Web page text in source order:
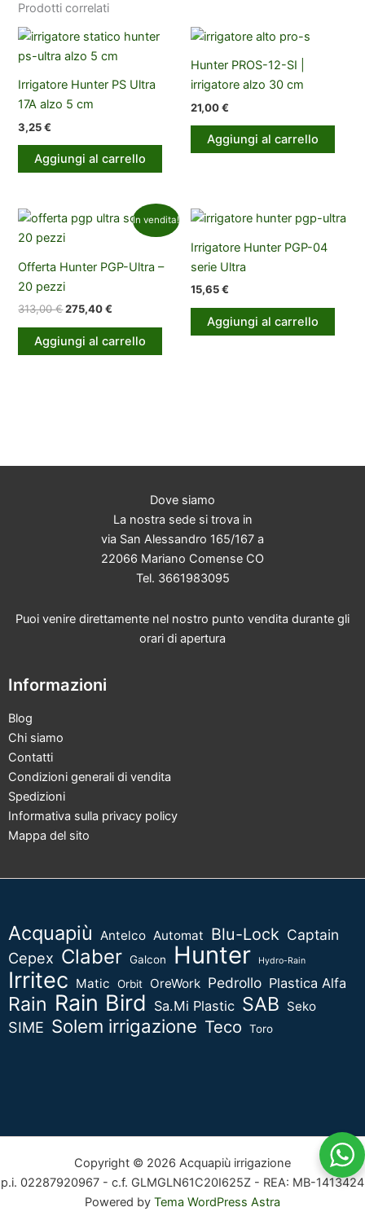
Prodotti correlati
Irrigatore Hunter PS Ultra
17A alzo 5 cm
3,25€
Aggiungi al carrello
Hunter PROS-12-SI |
irrigatore alzo 30 cm
21,00€
Aggiungi al carrello
In vendita!
Offerta Hunter PGP-Ultra –
20 pezzi
313,00€Il
originale
era:
275,40€
attuale
è:
Aggiungi al carrello
Irrigatore Hunter PGP-04
serie Ultra
15,65€
Aggiungi al carrello
Dove siamo
La nostra sede si trova in
via San Alessandro 165/167 a
22066 Mariano Comense CO
Tel. 3661983095
Puoi venire direttamente nel nostro punto vendita durante gli
orari di apertura
Informazioni
Blog
Chi siamo
Contatti
Condizioni generali di vendita
Spedizioni
Informativa sulla privacy policy
Mappa del sito
Acquapiù Antelco Automat Blu-Lock Captain
Cepex Claber Galcon Hunter Hydro-Rain
Irritec Matic Orbit OreWork Pedrollo Plastica Alfa
Rain Rain Bird Sa.Mi Plastic SAB Seko
SIME Solem irrigazione Teco Toro
Copyright © 2026 Acquapiù irrigazione
p.i. 02287920967 - c.f. GLMGLN61C20I625Z - REA: MB-1413424
Powered by Tema WordPress Astra